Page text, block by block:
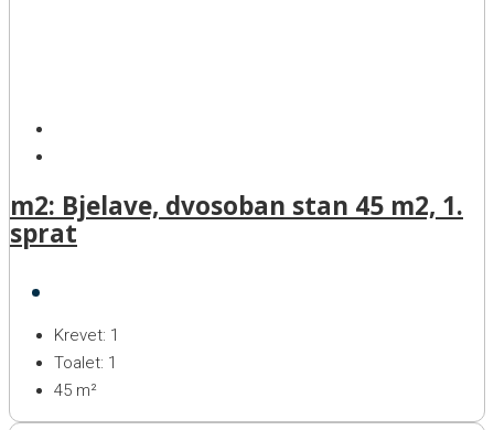
m2: Bjelave, dvosoban stan 45 m2, 1.
sprat
Krevet: 1
Toalet: 1
45 m²